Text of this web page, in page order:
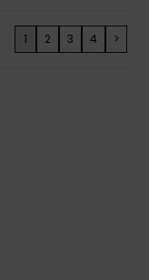
1 2 3 4 >